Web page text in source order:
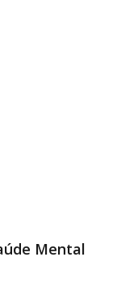
Mental